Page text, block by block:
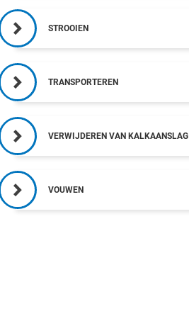
STROOIEN
TRANSPORTEREN
VERWIJDEREN VAN KALKAANSLAG
VOUWEN